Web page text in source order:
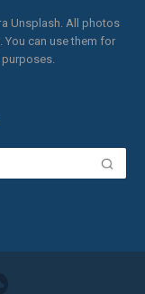
Unsplash. All photos
You can use them for